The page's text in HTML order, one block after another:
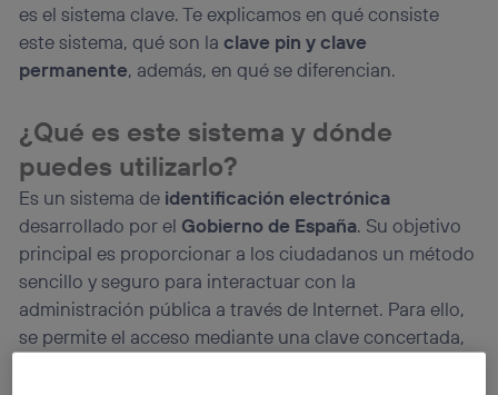
es el sistema clave. Te explicamos en qué consiste
este sistema, qué son laclave pin y clave
permanente, además, en qué se diferencian.
¿Qué es este sistema y dónde
puedes utilizarlo?
Es un sistema de identificación electrónica
desarrollado por el Gobierno de España. Su objetivo
principal es proporcionar a los ciudadanos un método
sencillo y seguro para interactuar con la
administración pública a través de Internet. Para ello,
se permite el acceso mediante una clave concertada,